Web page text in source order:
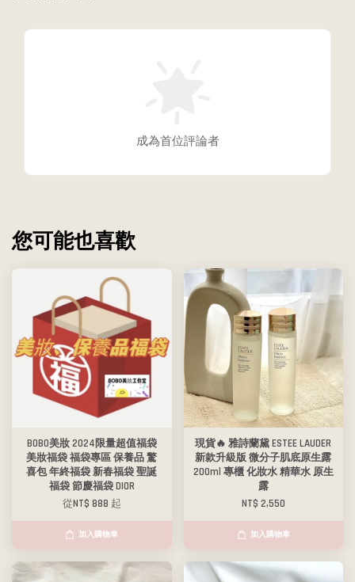
成為首位評論者
您可能也喜歡
BOBO美妝 2024限量超值福袋
美妝福袋 福袋專區 保養品 驚
喜包 年終福袋 新春福袋 聖誕
福袋 節慶福袋 DIOR
從NT$ 888 起
加入購物車
現貨🔥 雅詩蘭黛 ESTEE LAUDER
新款升級版 微分子肌底原生露
200ml 專櫃 化妝水 精華水 原生
露
NT$ 2,550
加入購物車